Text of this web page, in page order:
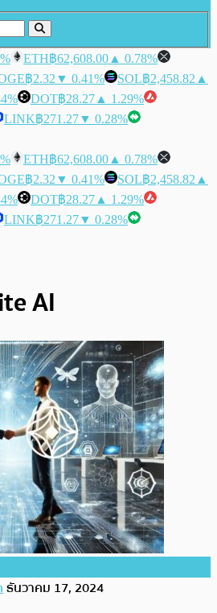
ETH฿62,608.00 ▲ 0.78%
฿2.32 ▼ 0.41% SOL฿2,458.82 ▲
DOT฿28.27 ▲ 1.29%
LINK฿271.27▼ 0.28%
ETH฿62,608.00 ▲ 0.78%
฿2.32 ▼ 0.41% SOL฿2,458.82 ▲
DOT฿28.27 ▲ 1.29%
LINK฿271.27▼ 0.28%
AI
ธันวาคม 17, 2024